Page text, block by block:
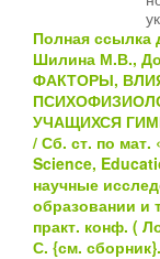
Полная ссылка
Шилина М.В.,
ФАКТОРЫ,
УЧАЩИХСЯ
/ Сб. ст. по мат.
Science,
научные
образовании и
практ. конф. (
С. {см. сборник}.